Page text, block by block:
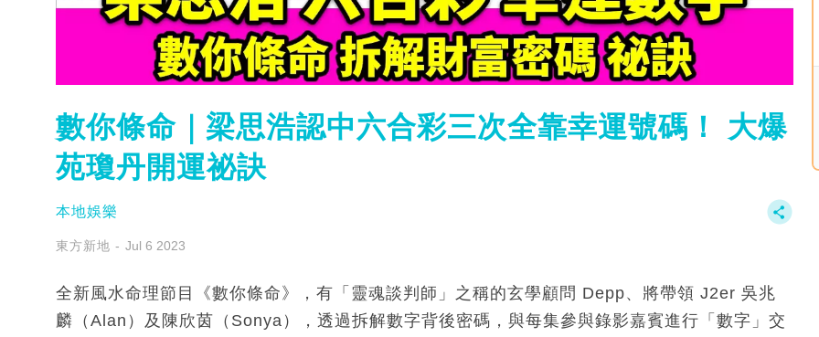
數你條命｜梁思浩認中六合彩三次全靠幸運號碼！ 大爆
苑瓊丹開運祕訣
本地娛樂
東方新地 Jul 6 2023
全新風水命理節目《數你條命》，有「靈魂談判師」之稱的玄學顧問 Depp、將帶領 J2er 吳兆
麟（Alan）及陳欣茵（Sonya），透過拆解數字背後密碼，與每集參與錄影嘉賓進行「數字」交